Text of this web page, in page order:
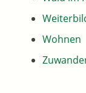
Wohnen